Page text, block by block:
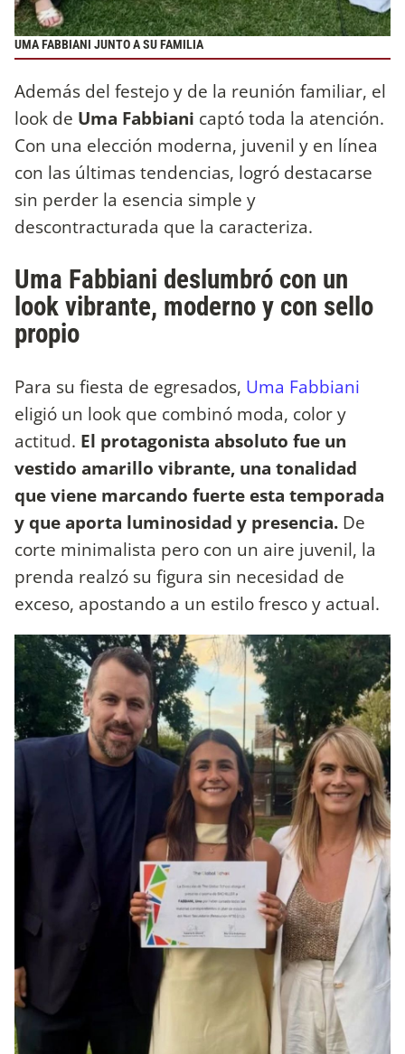
UMA FABBIANI JUNTO A SU FAMILIA
Además del festejo y de la reunión familiar, el
look de Uma Fabbiani captó toda la atención.
Con una elección moderna, juvenil y en línea
con las últimas tendencias, logró destacarse
sin perder la esencia simple y
descontracturada que la caracteriza.
Uma Fabbiani deslumbró con un
look vibrante, moderno y con sello
propio
Para su fiesta de egresados, Uma Fabbiani
eligió un look que combinó moda, color y
actitud. El protagonista absoluto fue un
vestido amarillo vibrante, una tonalidad
que viene marcando fuerte esta temporada
y que aporta luminosidad y presencia. De
corte minimalista pero con un aire juvenil, la
prenda realzó su figura sin necesidad de
exceso, apostando a un estilo fresco y actual.